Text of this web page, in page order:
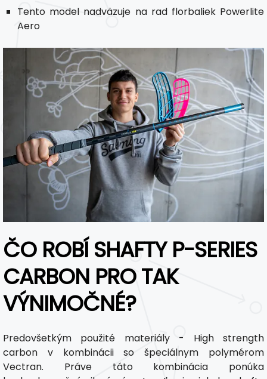
Tento model nadväzuje na rad florbaliek Powerlite
Aero
ČO ROBÍ SHAFTY P-SERIES
CARBON PRO TAK
VÝNIMOČNÉ?
Predovšetkým použité materiály - High strength
carbon v kombinácii so špeciálnym polymérom
Vectran. Práve táto kombinácia ponúka